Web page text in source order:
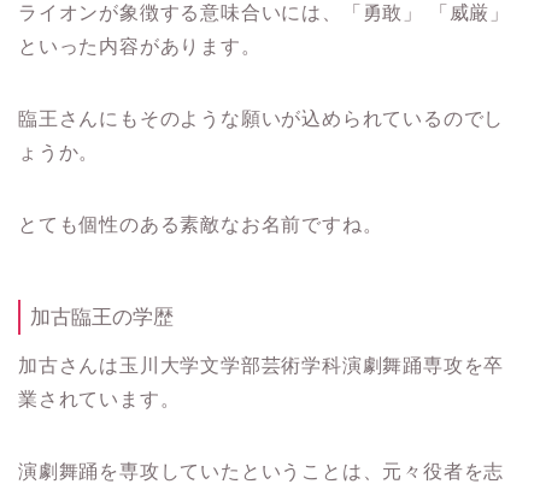
ライオンが象徴する意味合いには、
「勇敢」 「威厳」
といった内容があります。
臨王さんにもそのような願いが込められているのでし
ょうか。
とても個性のある素敵なお名前ですね。
加古臨王の学歴
加古さんは玉川大学文学部芸術学科演劇舞踊専攻を卒
業されています。
演劇舞踊を専攻していたということは、 元々役者を志